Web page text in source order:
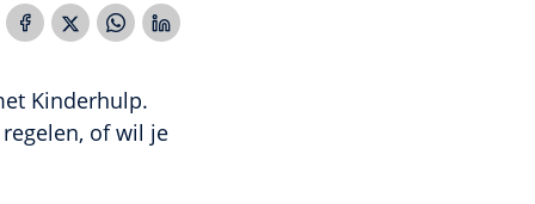
Kinderhulp.
of wil je